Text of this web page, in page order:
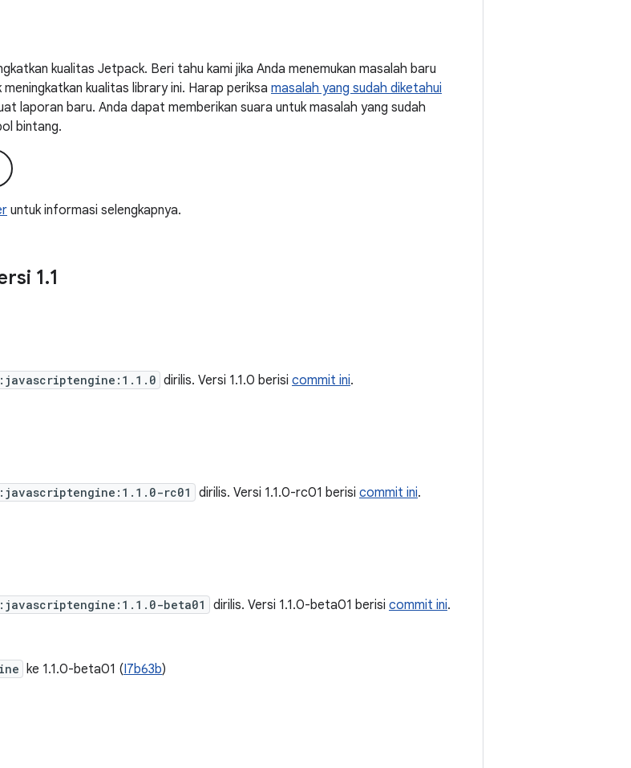
kualitas Jetpack. Beri tahu kami jika Anda menemukan masalah baru
kualitas library ini. Harap periksa masalah yang sudah diketahui
laporan baru. Anda dapat memberikan suara untuk masalah yang sudah
bintang.
untuk informasi selengkapnya.
1.1
dirilis. Versi 1.1.0 berisi commit ini.
rc01 dirilis. Versi 1.1.0-rc01 berisi commit ini.
beta01 dirilis. Versi 1.1.0-beta01 berisi commit ini.
ke 1.1.0-beta01 (I7b63b)